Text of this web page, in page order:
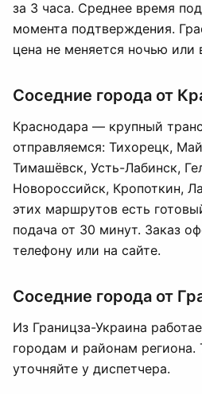
за 3 часа. Среднее время
момента подтверждения.
цена не меняется ночью или
Соседние города от
Краснодара — крупный
отправляемся: Тихорецк,
Тимашёвск, Усть-Лабинск,
Новороссийск, Кропоткин,
этих маршрутов есть
подача от 30 минут. Заказ
телефону или на сайте.
Соседние города от
Из Границза-Украина
городам и районам
уточняйте у диспетчера.